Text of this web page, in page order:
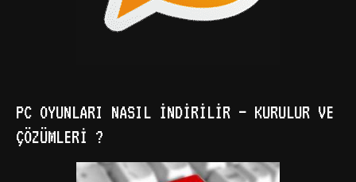
PC OYUNLARI NASIL İNDIRILIR – KURULUR VE
ÇÖZÜMLERI ?